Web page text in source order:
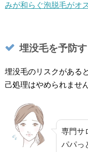
みが和らぐ泡脱毛がオ
埋没毛を予防
埋没毛のリスクがある
己処理はやめられませ
専門サ
パパっ